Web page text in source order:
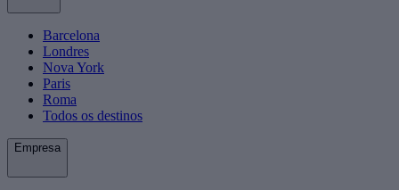
Barcelona
Londres
Nova York
Paris
Roma
Todos os destinos
Empresa